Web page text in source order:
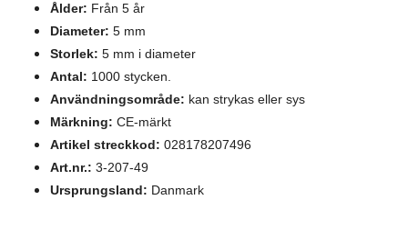
Ålder: Från 5 år
Diameter: 5 mm
Storlek: 5 mm i diameter
Antal: 1000 stycken.
Användningsområde: kan strykas eller sys
Märkning: CE-märkt
Artikel streckkod: 028178207496
Art.nr.: 3-207-49
Ursprungsland: Danmark